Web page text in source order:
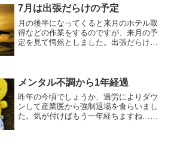
すぎる。最近は子供の中学受験への関心
が高まり、その手の本を読...
7月は出張だらけの予定
月の後半になってくると来月のホテル取
得などの作業をするのですが、来月の予
定を見て愕然としました。出張だらけ…
いね。妻からは「出張する...
メンタル不調から1年経過
昨年の今頃でしょうか、過労によりダウ
ンして産業医から強制退場を食らいまし
た。気が付けばもう一年経ちますね…早